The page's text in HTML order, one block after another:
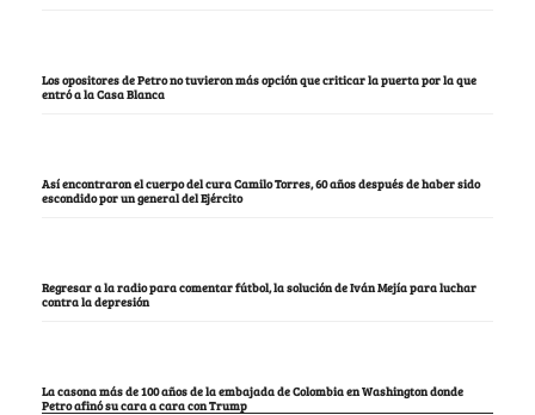
Los opositores de Petro no tuvieron más opción que criticar la puerta por la que
entró a la Casa Blanca
Así encontraron el cuerpo del cura Camilo Torres, 60 años después de haber sido
escondido por un general del Ejército
Regresar a la radio para comentar fútbol, la solución de Iván Mejía para luchar
contra la depresión
La casona más de 100 años de la embajada de Colombia en Washington donde
Petro afinó su cara a cara con Trump